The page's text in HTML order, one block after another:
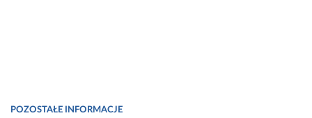
POZOSTAŁE INFORMACJE